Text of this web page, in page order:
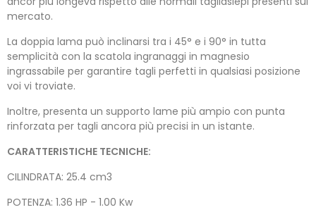
mercato.
La doppia lama può inclinarsi tra i 45° e i 90° in tutta
semplicità con la scatola ingranaggi in magnesio
ingrassabile per garantire tagli perfetti in qualsiasi posizione
voi vi troviate.
Inoltre, presenta un supporto lame più ampio con punta
rinforzata per tagli ancora più precisi in un istante.
CARATTERISTICHE TECNICHE:
CILINDRATA: 25.4 cm3
POTENZA: 1.36 HP - 1.00 Kw